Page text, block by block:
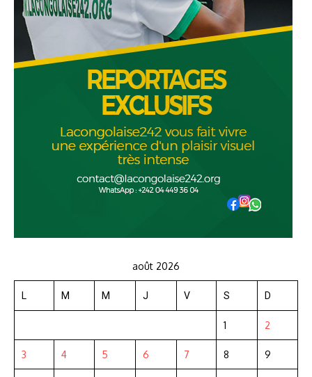
août 2026
L M M J V S D
1 2
3 4 5 6 7 8 9